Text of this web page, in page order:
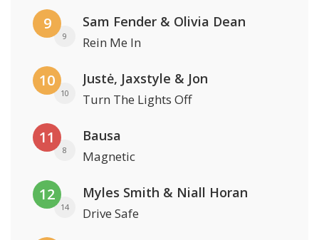
9
9
Sam Fender & Olivia Dean
Rein Me In
10
10
Justė, Jaxstyle & Jon
Turn The Lights Off
11
8
Bausa
Magnetic
12
14
Myles Smith & Niall Horan
Drive Safe